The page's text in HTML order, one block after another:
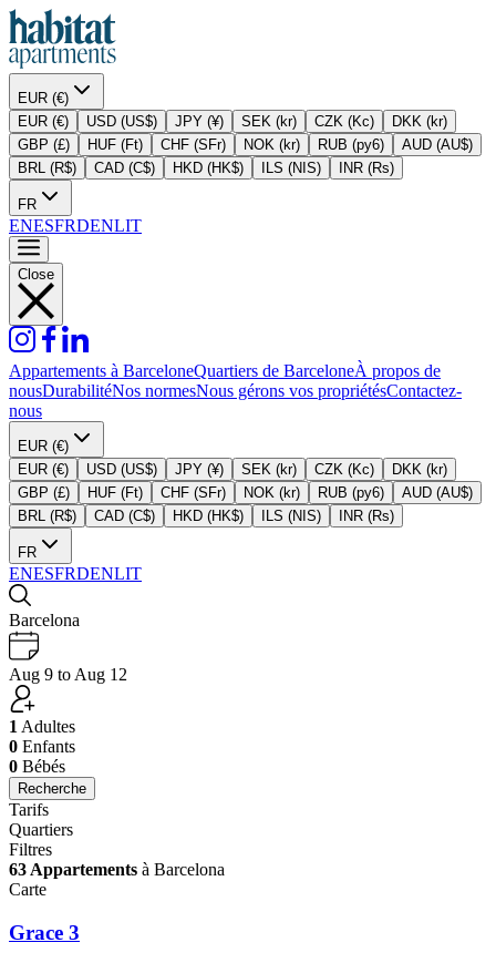
EUR (€)
EUR (€)
USD (US$) JPY (¥) SEK (kr) CZK (Kc)
DKK (kr)
GBP (£)
HUF (Ft) CHF (SFr) NOK (kr) RUB (py6)
AUD (AU$)
BRL (R$)
CAD (C$) HKD (HK$) ILS (NIS) INR (Rs)
FR
ENESFRDENLIT
Close
Appartements à BarceloneQuartiers de BarceloneÀ propos de
nousDurabilitéNos normesNous gérons vos propriétésContactez-
nous
EUR (€)
EUR (€)
USD (US$) JPY (¥) SEK (kr) CZK (Kc)
DKK (kr)
GBP (£)
HUF (Ft) CHF (SFr) NOK (kr) RUB (py6)
AUD (AU$)
BRL (R$)
CAD (C$) HKD (HK$) ILS (NIS) INR (Rs)
FR
ENESFRDENLIT
Barcelona
Aug 9 to Aug 12
1 Adultes
0 Enfants
0 Bébés
Recherche
Tarifs
Quartiers
Filtres
63 Appartements à Barcelona
Carte
Grace 3